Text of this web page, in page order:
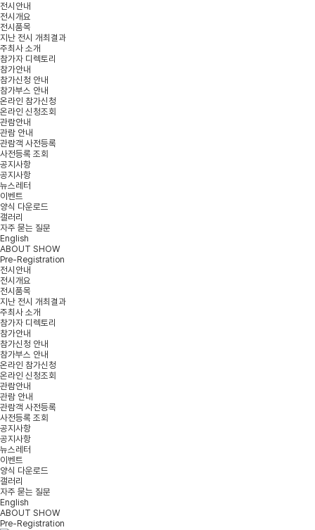
전시안내
전시개요
전시품목
지난 전시 개최결과
주최사 소개
참가자 디렉토리
참가안내
참가신청 안내
참가부스 안내
온라인 참가신청
온라인 신청조회
관람안내
관람 안내
관람객 사전등록
사전등록 조회
공지사항
공지사항
뉴스레터
이벤트
양식 다운로드
갤러리
자주 묻는 질문
English
ABOUT SHOW
Pre-Registration
전시안내
전시개요
전시품목
지난 전시 개최결과
주최사 소개
참가자 디렉토리
참가안내
참가신청 안내
참가부스 안내
온라인 참가신청
온라인 신청조회
관람안내
관람 안내
관람객 사전등록
사전등록 조회
공지사항
공지사항
뉴스레터
이벤트
양식 다운로드
갤러리
자주 묻는 질문
English
ABOUT SHOW
Pre-Registration